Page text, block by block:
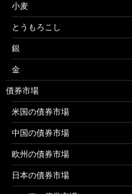
小麦
とうもろこし
銀
金
債券市場
米国の債券市場
中国の債券市場
欧州の債券市場
日本の債券市場